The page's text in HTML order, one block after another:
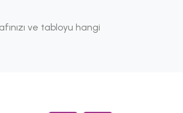
ve tabloyu hangi